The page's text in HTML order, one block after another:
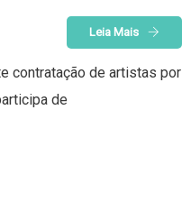
Leia Mais
contratação de artistas por
de